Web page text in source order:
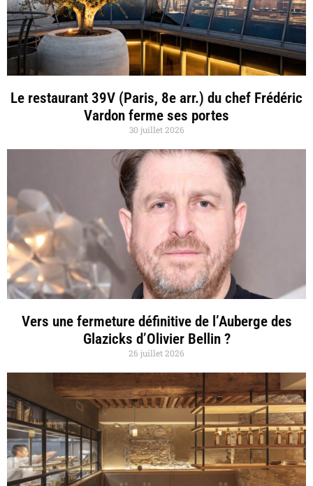
Le restaurant 39V (Paris, 8e arr.) du chef Frédéric
Vardon ferme ses portes
30 juillet 2026
Vers une fermeture définitive de l’Auberge des
Glazicks d’Olivier Bellin ?
26 juillet 2026